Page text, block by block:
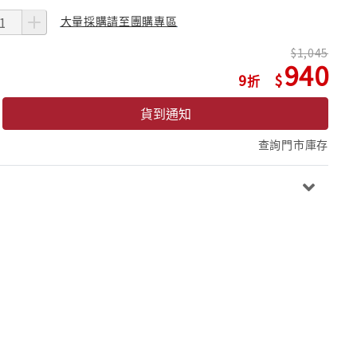
大量採購請至團購專區
9
1,045
940
貨到通知
查詢門市庫存